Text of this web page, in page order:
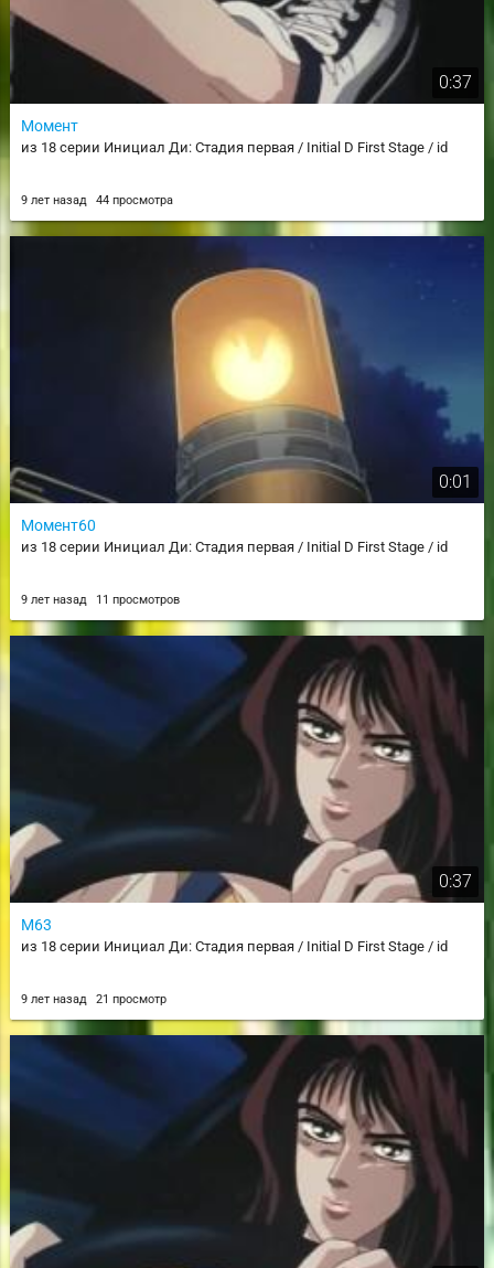
0:37
Момент
из 18 серии Инициал Ди: Стадия первая / Initial D First Stage / id
9 лет назад 44 просмотра
0:01
Момент60
из 18 серии Инициал Ди: Стадия первая / Initial D First Stage / id
9 лет назад 11 просмотров
0:37
М63
из 18 серии Инициал Ди: Стадия первая / Initial D First Stage / id
9 лет назад 21 просмотр